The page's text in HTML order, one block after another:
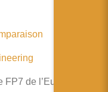
de l’Eurpe, le